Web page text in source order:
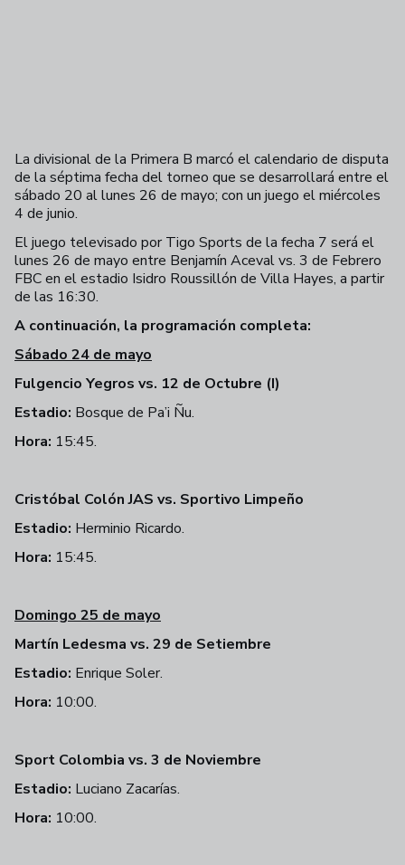
La divisional de la Primera B marcó el calendario de disputa
de la séptima fecha del torneo que se desarrollará entre el
sábado 20 al lunes 26 de mayo; con un juego el miércoles
4 de junio.
El juego televisado por Tigo Sports de la fecha 7 será el
lunes 26 de mayo entre Benjamín Aceval vs. 3 de Febrero
FBC en el estadio Isidro Roussillón de Villa Hayes, a partir
de las 16:30.
A continuación, la programación completa:
Sábado 24 de mayo
Fulgencio Yegros vs. 12 de Octubre (I)
Estadio: Bosque de Pa’i Ñu.
Hora: 15:45.
Cristóbal Colón JAS vs. Sportivo Limpeño
Estadio: Herminio Ricardo.
Hora: 15:45.
Domingo 25 de mayo
Martín Ledesma vs. 29 de Setiembre
Estadio: Enrique Soler.
Hora: 10:00.
Sport Colombia vs. 3 de Noviembre
Estadio: Luciano Zacarías.
Hora: 10:00.